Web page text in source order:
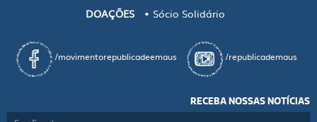
DOAÇÕES
Sócio Solidário
/movimentorepublicadeemaus /republicademaus
RECEBA NOSSAS NOTÍCIAS